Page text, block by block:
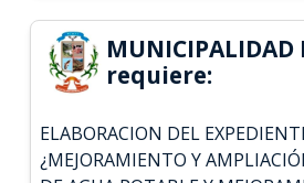
MUNICIPALIDAD
requiere:
ELABORACION DEL
¿MEJORAMIENTO Y